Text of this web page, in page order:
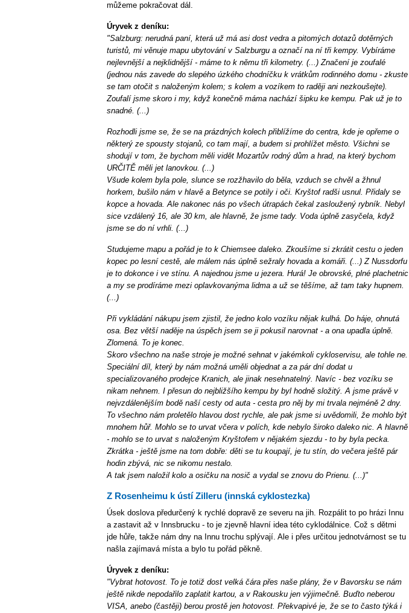
můžeme pokračovat dál.
Úryvek z deníku:
"Salzburg: nerudná paní, která už má asi dost vedra a pitomých dotazů dotěrných
turistů, mi věnuje mapu ubytování v Salzburgu a označí na ní tři kempy. Vybíráme
nejlevnější a nejklidnější - máme to k němu tři kilometry. (...) Značení je zoufalé
(jednou nás zavede do slepého úzkého chodníčku k vrátkům rodinného domu - zkuste
se tam otočit s naloženým kolem; s kolem a vozíkem to raději ani nezkoušejte).
Zoufalí jsme skoro i my, když konečně máma nachází šipku ke kempu. Pak už je to
snadné. (...)
Rozhodli jsme se, že se na prázdných kolech přiblížíme do centra, kde je opřeme o
některý ze spousty stojanů, co tam mají, a budem si prohlížet město. Všichni se
shodují v tom, že bychom měli vidět Mozartův rodný dům a hrad, na který bychom
URČITĚ měli jet lanovkou. (...)
Všude kolem byla pole, slunce se rozžhavilo do běla, vzduch se chvěl a žhnul
horkem, bušilo nám v hlavě a Betynce se potily i oči. Kryštof radši usnul. Přidaly se
kopce a hovada. Ale nakonec nás po všech útrapách čekal zasloužený rybník. Nebyl
sice vzdálený 16, ale 30 km, ale hlavně, že jsme tady. Voda úplně zasyčela, když
jsme se do ní vrhli. (...)
Studujeme mapu a pořád je to k Chiemsee daleko. Zkoušíme si zkrátit cestu o jeden
kopec po lesní cestě, ale málem nás úplně sežraly hovada a komáři. (...) Z Nussdorfu
je to dokonce i ve stínu. A najednou jsme u jezera. Hurá! Je obrovské, plné plachetnic
a my se prodíráme mezi oplavkovanýma lidma a už se těšíme, až tam taky hupnem.
(...)
Při vykládání nákupu jsem zjistil, že jedno kolo vozíku nějak kulhá. Do háje, ohnutá
osa. Bez větší naděje na úspěch jsem se ji pokusil narovnat - a ona upadla úplně.
Zlomená. To je konec.
Skoro všechno na naše stroje je možné sehnat v jakémkoli cykloservisu, ale tohle ne.
Speciální díl, který by nám možná uměli objednat a za pár dní dodat u
specializovaného prodejce Kranich, ale jinak nesehnatelný. Navíc - bez vozíku se
nikam nehnem. I přesun do nejbližšího kempu by byl hodně složitý. A jsme právě v
nejvzdálenějším bodě naší cesty od auta - cesta pro něj by mi trvala nejméně 2 dny.
To všechno nám proletělo hlavou dost rychle, ale pak jsme si uvědomili, že mohlo být
mnohem hůř. Mohlo se to urvat včera v polích, kde nebylo široko daleko nic. A hlavně
- mohlo se to urvat s naloženým Kryštofem v nějakém sjezdu - to by byla pecka.
Zkrátka - ještě jsme na tom dobře: děti se tu koupají, je tu stín, do večera ještě pár
hodin zbývá, nic se nikomu nestalo.
A tak jsem naložil kolo a osičku na nosič a vydal se znovu do Prienu. (...)"
Z Rosenheimu k ústí Zilleru (innská cyklostezka)
Úsek doslova předurčený k rychlé dopravě ze severu na jih. Rozpálit to po hrázi Innu
a zastavit až v Innsbrucku - to je zjevně hlavní idea této cyklodálnice. Což s dětmi
jde hůře, takže nám dny na Innu trochu splývají. Ale i přes určitou jednotvárnost se tu
našla zajímavá místa a bylo tu pořád pěkně.
Úryvek z deníku:
"Vybrat hotovost. To je totiž dost velká čára přes naše plány, že v Bavorsku se nám
ještě nikde nepodařilo zaplatit kartou, a v Rakousku jen výjimečně. Buďto neberou
VISA, anebo (častěji) berou prostě jen hotovost. Překvapivé je, že se to často týká i